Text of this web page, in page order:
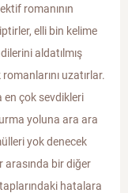
romanının
elli bin kelime
aldatılmış
uzatırlar.
en çok sevdikleri
yoluna ara ara
yok denecek
arasında bir diğer
hatalara